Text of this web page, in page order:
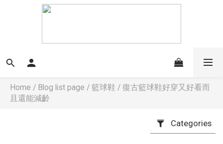
Home / Blog list page / 籃球鞋 / 復古籃球鞋好穿又好看而
且還能減齡
Categories